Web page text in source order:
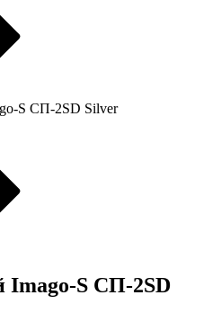
S СП-2SD Silver
Imago-S СП-2SD